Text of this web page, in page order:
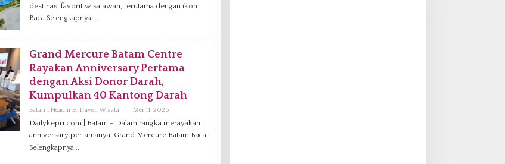
H
I
G
destinasi favorit wisatawan, terutama dengan ikon
Baca Selengkapnya
Grand Mercure Batam Centre
Rayakan Anniversary Pertama
dengan Aksi Donor Darah,
Kumpulkan 40 Kantong Darah
Batam, Headline, Travel, Wisata Mei 11, 2026O
E
H
Dailykepri.com | Batam – Dalam rangka merayakan
anniversary pertamanya, Grand Mercure Batam Baca
Selengkapnya